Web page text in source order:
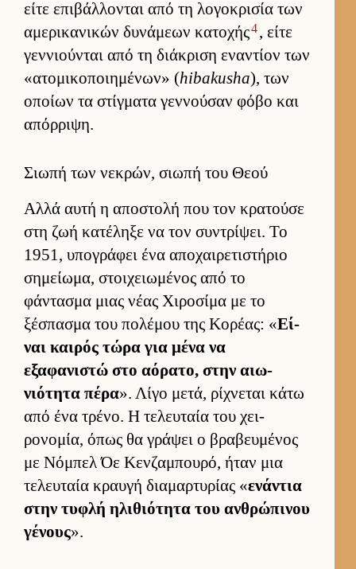
είτε επιβάλ­λονται από τη λογοκρισία των
αμερικανικών δυνάμεων κατοχής4, είτε
γεν­νιού­νται από τη διάκριση εναντίον των
«ατομικοποι­ημένων» (hibakusha), των
οποίων τα στίγ­ματα γεν­νού­σαν φόβο και
απόρ­ριψη.
Σιωπή των νεκρών, σιωπή του Θεού
Αλλά αυτή η αποστολή που τον κρατούσε
στη ζωή κατέληξε να τον συντρίψει. Το
1951, υπογράφει ένα αποχαι­ρετιστήριο
σημεί­ωμα, στοι­χειω­μένος από το
φάντασμα μιας νέας Χιροσίμα με το
ξέσπασμα του πολέμου της Κορέας: «Εί­
ναι και­ρός τώρα για μένα να
εξαφανιστώ στο αόρατο, στην αιω­
νιότητα πέρα». Λίγο μετά, ρίχνεται κάτω
από ένα τρένο. Η τελευ­ταία του χει­
ρονομία, όπως θα γράψει ο βραβευ­μένος
με Νόμπελ Όε Κεν­ζαμπου­ρό, ήταν μια
τελευ­ταία κραυγή δια­μαρ­τυρίας «ενάντια
στην τυφλή ηλιθιότητα του αν­θρώπινου
γένους».